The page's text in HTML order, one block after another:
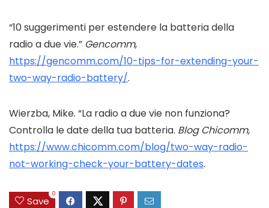
“10 suggerimenti per estendere la batteria della
radio a due vie.” Gencomm,
https://gencomm.com/10-tips-for-extending-your-
two-way-radio-battery/.
Wierzba, Mike. “La radio a due vie non funziona?
Controlla le date della tua batteria. Blog Chicomm,
https://www.chicomm.com/blog/two-way-radio-
not-working-check-your-battery-dates.
Save
0